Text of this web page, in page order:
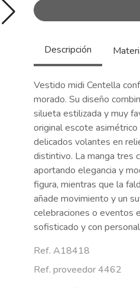
Descripción
Vestido midi Centella
morado. Su diseño
silueta estilizada y muy
original escote
delicados volantes en
distintivo. La manga tres
aportando elegancia y
figura, mientras que la
añade movimiento y un
celebraciones o eventos
sofisticado y con
Ref. A18418
Ref. proveedor 4462